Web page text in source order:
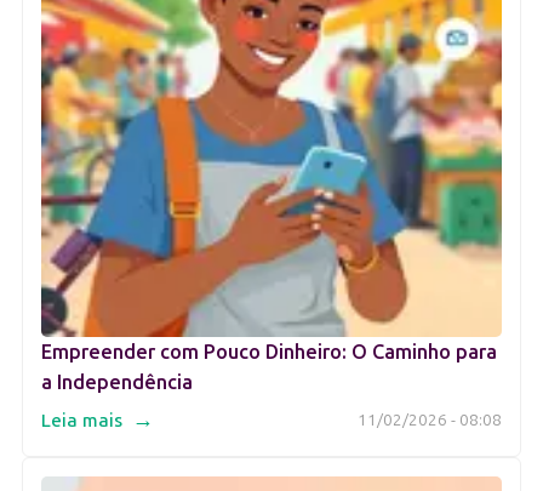
Empreender com Pouco Dinheiro: O Caminho para
a Independência
11/02/2026 - 08:08
Leia mais →